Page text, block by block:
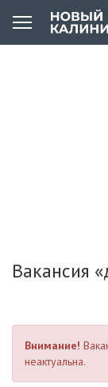
Вакансия
Внимание!
неактуальна.